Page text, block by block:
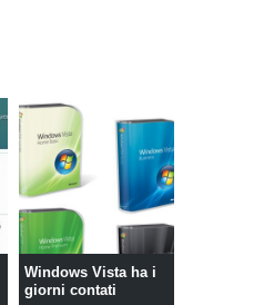
Windows Vista ha i
giorni contati